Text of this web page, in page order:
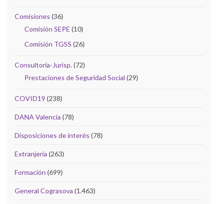
Comisiones (36)
Comisión SEPE (10)
Comisión TGSS (26)
Consultoría-Jurisp.(72)
Prestaciones de Seguridad Social (29)
COVID19 (238)
DANA Valencia (78)
Disposiciones de interés (78)
Extranjería (263)
Formación (699)
General Cograsova (1.463)